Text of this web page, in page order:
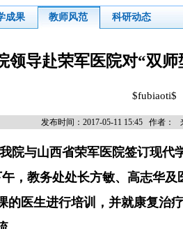
成果 教师风范 科研动态
领导赴荣军医院对“双师
$fubiaoti$
发布时间：2017-05-11 15:45 作者：
院与山西省荣军医院签订现代
， 教务处处长方敏、高志华及
的医生进行培训
，并就康复治